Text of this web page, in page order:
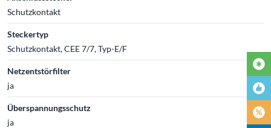
Schutzkontakt
Steckertyp
Schutzkontakt, CEE 7/7, Typ-E/F
Netzentstörfilter
ja
Überspannungsschutz
ja